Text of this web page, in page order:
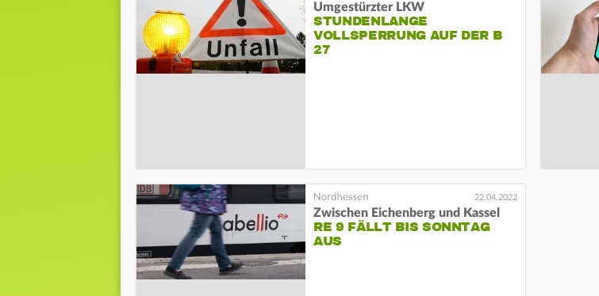
Umgestürzter LKW
STUNDENLANGE
VOLLSPERRUNG AUF DER B
27
22.04.2022
Zwischen Eichenberg und Kassel
RE 9 FÄLLT BIS SONNTAG
AUS